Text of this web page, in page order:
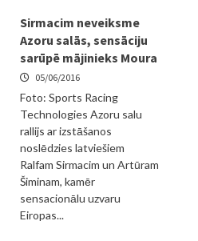
Sirmacim neveiksme
Azoru salās, sensāciju
sarūpē mājinieks Moura
05/06/2016
Foto: Sports Racing
Technologies Azoru salu
rallijs ar izstāšanos
noslēdzies latviešiem
Ralfam Sirmacim un Artūram
Šiminam, kamēr
sensacionālu uzvaru
Eiropas...